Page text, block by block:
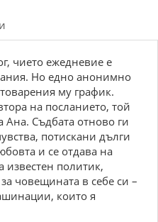
чието ежедневие е
Но едно анонимно
му график.
на посланието, той
Ана. Съдбата отново ги
потискани дълги
и се отдава на
известен политик,
човещината в себе си –
които я